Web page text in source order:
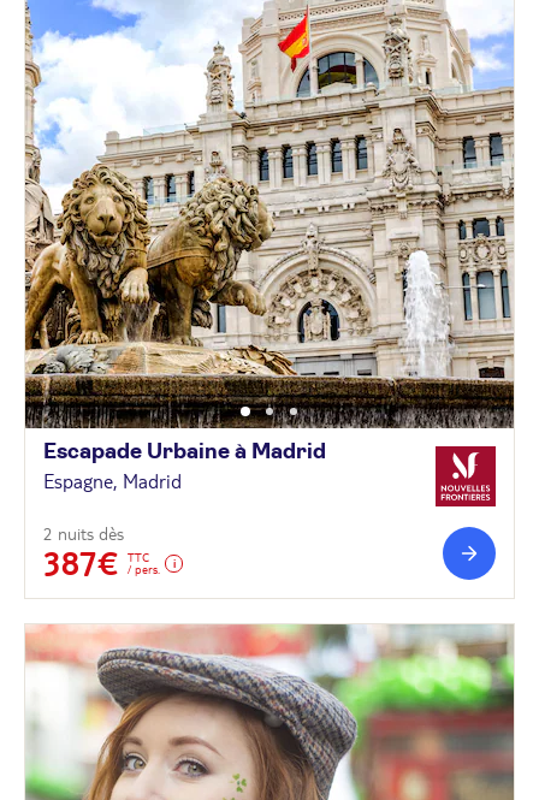
Escapade Urbaine à Madrid
Espagne, Madrid
2 nuits dès
387€
TTC
/ pers.